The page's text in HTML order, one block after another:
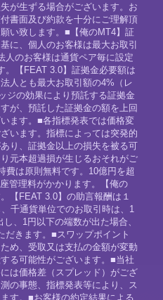
が生ずる場合がございます。お
書面及び約款を十分にご理解頂
い致します。■【俺のMT4】証
に、個人のお客様は最大お取引
人のお客様は通貨ペア毎に設定
。【FEAT 3.0】証拠金必要額は
人とも最大お取引額の4%（レ
ジの効果により預託する証拠金
が、預託した証拠金の額を上回
ます。■各指標発表では価格変
います。指標によっては突発的
り、証拠金以上の損失を被る可
元本超過損が生じるおそれがご
費は原則無料です。10億円を超
管理料がかかります。【俺の
【FEAT 3.0】の助言報酬は１
千通貨単位でのお取引時は、1
、1円以下の端数が出た場合、
だきます。■スワップポイント
め、受取又は支払の金額が変動
る可能性がございます。■当社
は価格差（スプレッド）がござ
の事態、指標発表等により、ス
す。■お客様の約定結果による